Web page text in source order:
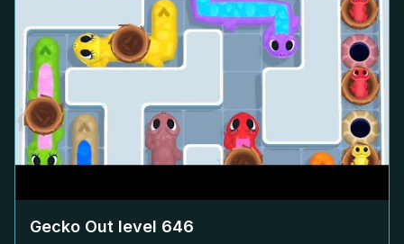
Gecko Out level 646